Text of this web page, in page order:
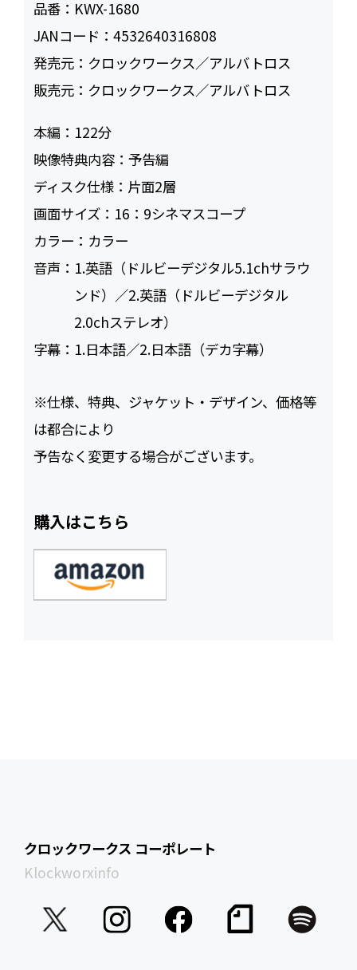
品番： KWX-1680
JANコード：4532640316808
発売元： クロックワークス／アルバトロス
販売元： クロックワークス／アルバトロス
本編： 122
映像特典内容：予告編
ディスク仕様： 片面2層
画面サイズ： 16：9シネマスコープ
カラー： カラー
音声： 1.英語（ドルビーデジタル5.1chサラウ
ンド）／2.英語（ドルビーデジタル
2.0chステレオ）
字幕： 1.日本語／2.日本語（デカ字幕）
※仕様、特典、ジャケット・デザイン、価格等
は都合により
予告なく変更する場合がございます。
購入はこちら
クロックワークス コーポレート
Klockworxinfo